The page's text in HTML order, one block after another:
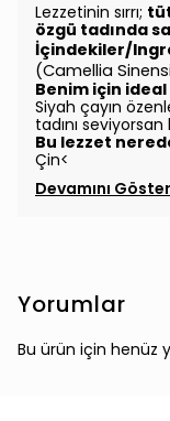
Lezzetinin sırrı;
özgü tadında
İçindekiler/
(Camellia
Benim için
Siyah çayın
tadını
Bu lezzet
Çin<
Devamını Göster
Yorumlar
Bu ürün için henüz